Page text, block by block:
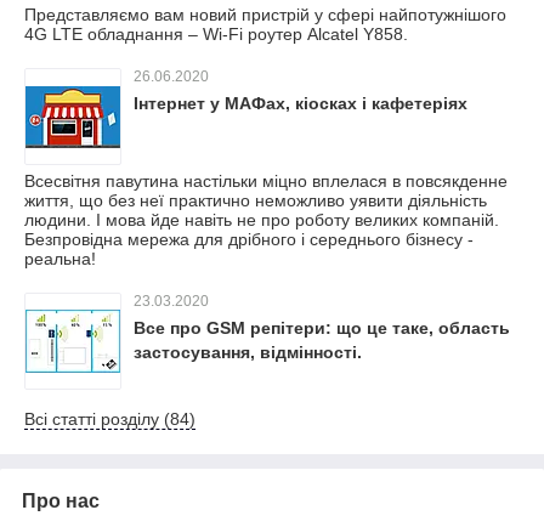
Представляємо вам новий пристрій у сфері найпотужнішого
4G LTE обладнання – Wi-Fi роутер Alcatel Y858.
26.06.2020
Інтернет у МАФах, кіосках і кафетеріях
Всесвітня павутина настільки міцно вплелася в повсякденне
життя, що без неї практично неможливо уявити діяльність
людини. І мова йде навіть не про роботу великих компаній.
Безпровідна мережа для дрібного і середнього бізнесу -
реальна!
23.03.2020
Все про GSM репітери: що це таке, область
застосування, відмінності.
Всі статті розділу (84)
Про нас